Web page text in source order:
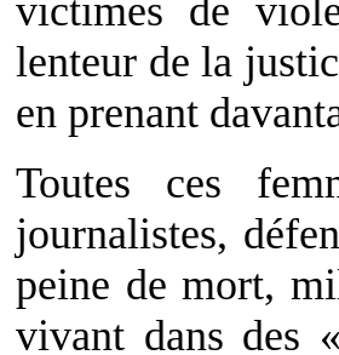
victimes de
lenteur de la
en prenant
Toutes ces
journalistes,
peine de mort,
vivant dans des